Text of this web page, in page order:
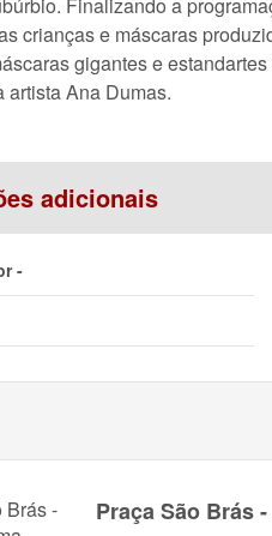
crianças e máscaras
gigantes e
artista Ana Dumas.
adicionais
-
Praça São Brás